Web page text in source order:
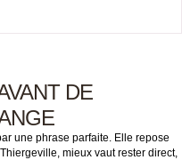
DE
une phrase parfaite. Elle repose
mieux vaut rester direct,